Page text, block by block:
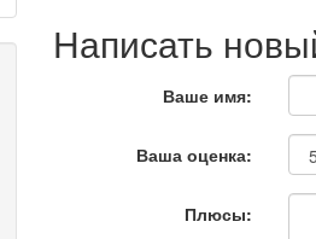
Написать
Ваше имя:
Ваша оценка:
Плюсы: